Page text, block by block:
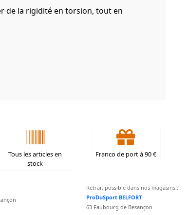
de la rigidité en torsion, tout en
Tous les articles en
stock
Franco de port à 90 €
Retrait possible dans nos magasins :
ProDuSport BELFORT
63 Faubourg de Besançon